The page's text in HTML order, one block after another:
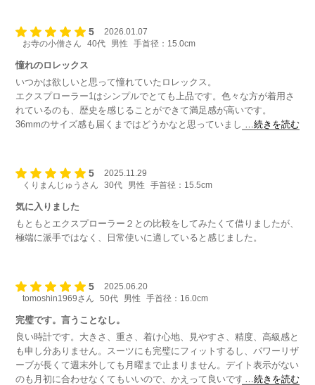
いました。
5
2026.01.07
お寺の小僧さん
40代 男性 手首径：15.0cm
憧れのロレックス
いつかは欲しいと思って憧れていたロレックス。
エクスプローラー1はシンプルでとても上品です。色々な方が着用さ
れているのも、歴史を感じることができて満足感が高いです。
36mmのサイズ感も届くまではどうかなと思っていましたが、全く問
…続きを読む
5
2025.11.29
くりまんじゅうさん
30代 男性 手首径：15.5cm
気に入りました
もともとエクスプローラー２との比較をしてみたくて借りましたが、
極端に派手ではなく、日常使いに適していると感じました。
5
2025.06.20
tomoshin1969さん
50代 男性 手首径：16.0cm
完璧です。言うことなし。
良い時計です。大きさ、重さ、着け心地、見やすさ、精度、高級感と
も申し分ありません。スーツにも完璧にフィットするし、パワーリザ
ーブが長くて週末外しても月曜まで止まりません。デイト表示がない
のも月初に合わせなくてもいいので、かえって良いです。強いて言え
…続きを読む